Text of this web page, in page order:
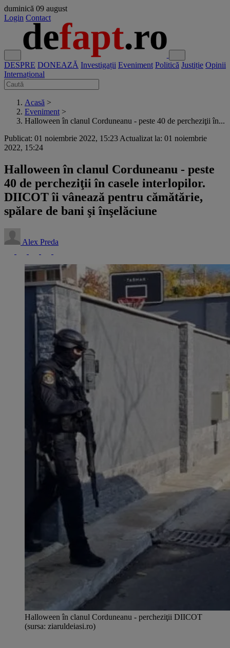
duminică 09 august
Login Contact
DESPRE DONEAZĂ Investigații Eveniment Politică Justiție Opinii
Internațional
Acasă >
Eveniment >
Halloween în clanul Corduneanu - peste 40 de percheziţii în...
Publicat: 01 noiembrie 2022, 15:23 Actualizat la: 01 noiembrie
2022, 15:24
Halloween în clanul Corduneanu - peste
40 de percheziţii în casele interlopilor.
DIICOT îi vânează pentru cămătărie,
spălare de bani şi înşelăciune
Alex Preda
Halloween în clanul Corduneanu - percheziţii DIICOT
(sursa: ziaruldeiasi.ro)